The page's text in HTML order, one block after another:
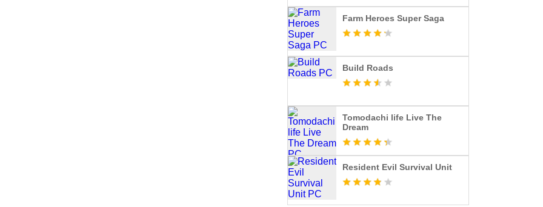
dove guiderai il tuo Treno, la linea vitale che
Farm Heroes Super Saga
Build Roads
Tomodachi life Live The
Dream
Resident Evil Survival Unit